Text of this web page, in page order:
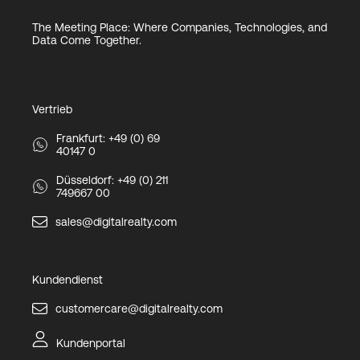
The Meeting Place: Where Companies, Technologies, and
Data Come Together.
Vertrieb
Frankfurt: +49 (0) 69
40147 0
Düsseldorf: +49 (0) 211
749667 00
sales@digitalrealty.com
Kundendienst
customercare@digitalrealty.com
Kundenportal